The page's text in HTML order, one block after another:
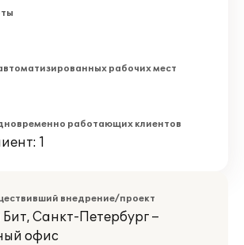
рабочих мест
работающих клиентов
1
внедрение/проект
Санкт-Петербург –
офис